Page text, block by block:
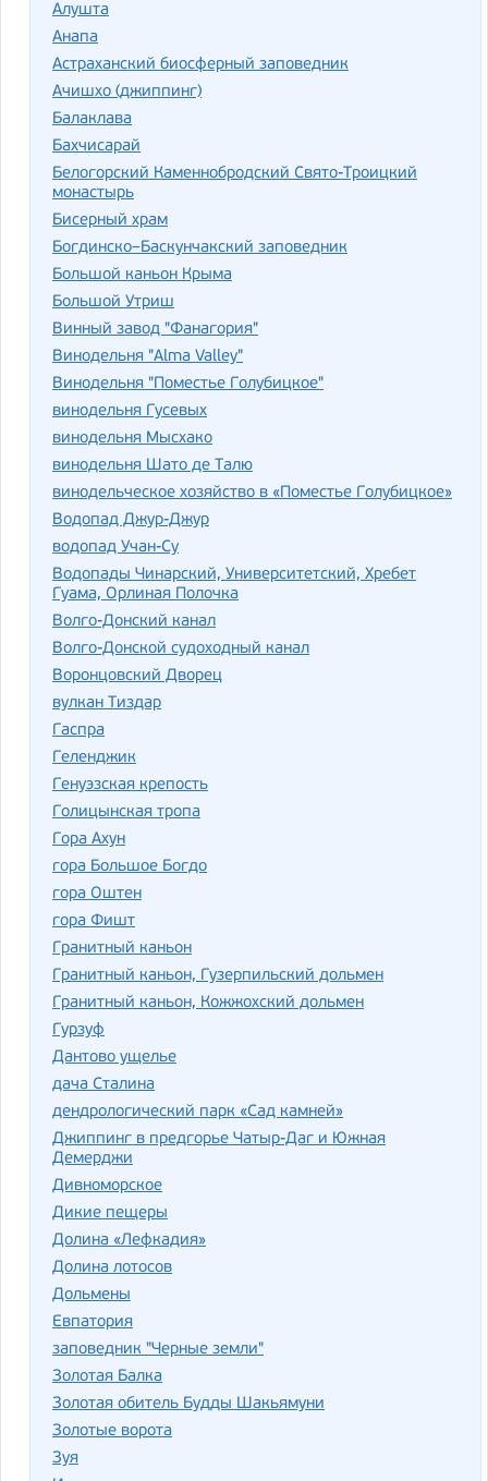
Алушта
Анапа
Астраханский биосферный заповедник
Ачишхо (джиппинг)
Балаклава
Бахчисарай
Белогорский Каменнобродский Свято-Троицкий
монастырь
Бисерный храм
Богдинско–Баскунчакский заповедник
Большой каньон Крыма
Большой Утриш
Винный завод "Фанагория"
Винодельня "Alma Valley"
Винодельня "Поместье Голубицкое"
винодельня Гусевых
винодельня Мысхако
винодельня Шато де Талю
винодельческое хозяйство в «Поместье Голубицкое»
Водопад Джур-Джур
водопад Учан-Су
Водопады Чинарский, Университетский, Хребет
Гуама, Орлиная Полочка
Волго-Донский канал
Волго-Донской судоходный канал
Воронцовский Дворец
вулкан Тиздар
Гаспра
Геленджик
Генуэзская крепость
Голицынская тропа
Гора Ахун
гора Большое Богдо
гора Оштен
гора Фишт
Гранитный каньон
Гранитный каньон, Гузерпильский дольмен
Гранитный каньон, Кожжохский дольмен
Гурзуф
Дантово ущелье
дача Сталина
дендрологический парк «Сад камней»
Джиппинг в предгорье Чатыр-Даг и Южная
Демерджи
Дивноморское
Дикие пещеры
Долина «Лефкадия»
Долина лотосов
Дольмены
Евпатория
заповедник "Черные земли"
Золотая Балка
Золотая обитель Будды Шакьямуни
Золотые ворота
Зуя